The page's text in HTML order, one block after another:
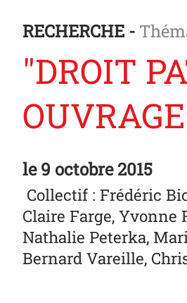
RECHERCHE -
"DROIT
le9 octobre 2015
Collectif : Frédéric
Claire Farge, Yvonne
Nathalie Peterka,
Bernard Vareille,